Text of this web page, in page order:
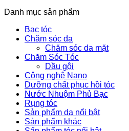
Danh mục sản phẩm
Bạc tóc
Chăm sóc da
Chăm sóc da mặt
Chăm Sóc Tóc
Dầu gội
Công nghệ Nano
Dưỡng chất phục hồi tóc
Nước Nhuộm Phủ Bạc
Rụng tóc
Sản phẩm da nổi bật
Sản phẩm khác